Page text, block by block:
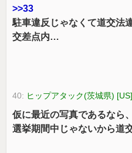
>>33
駐車違反じゃなくて道交法
交差点内…
40: ヒップアタック(茨城県) [US]
仮に最近の写真であるなら、
選挙期間中じゃないから道